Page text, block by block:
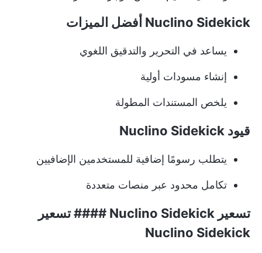
Nuclino Sidekick أفضل الميزات
يساعد في التحرير والتدقيق اللغوي
إنشاء مسودات أولية
يلخص المستندات المطولة
قيود Nuclino Sidekick
يتطلب رسومًا إضافية للمستخدمين الإضافيين
تكامل محدود عبر منصات متعددة
تسعير Nuclino Sidekick #### تسعير
Nuclino Sidekick